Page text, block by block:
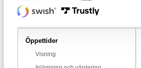
Öppettider
Visning